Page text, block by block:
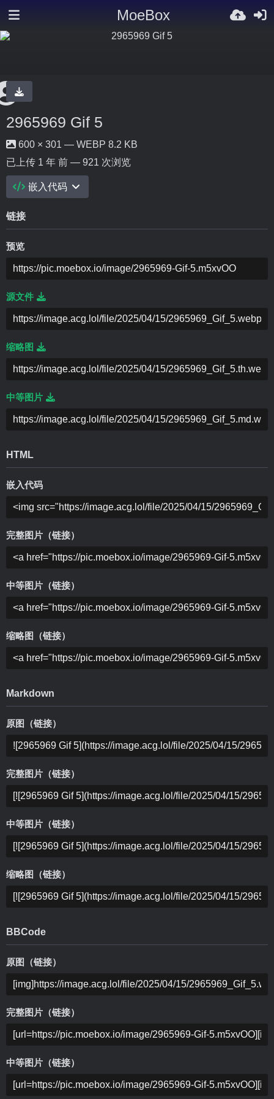
MoeBox
2965969 Gif 5
600 × 301 — WEBP 8.2 KB
已上传 1 年 前 — 921 次浏览
嵌入代码
链接
预览
源文件
缩略图
中等图片
HTML
嵌入代码
完整图片（链接）
中等图片（链接）
缩略图（链接）
Markdown
原图（链接）
完整图片（链接）
中等图片（链接）
缩略图（链接）
BBCode
原图（链接）
完整图片（链接）
中等图片（链接）